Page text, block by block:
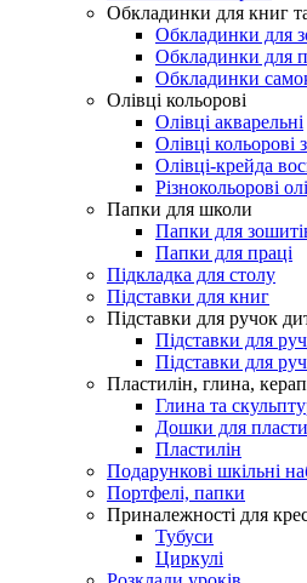
Обкладинки для книг
Обкладинки для
Обкладинки для
Обкладинки
Олівці кольорові
Олівці акварельні
Олівці кольорові
Олівці-крейда
Різнокольорові
Папки для школи
Папки для
Папки для праці
Підкладка для столу
Підставки для книг
Підставки для ручок
Підставки для
Підставки для
Пластилін, глина,
Глина та
Дошки для
Пластилін
Подарункові шкільні
Портфелі, папки
Приналежності для
Тубуси
Циркулі